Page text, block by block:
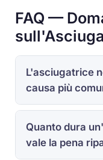
FAQ —
L'asciugatrice
causa più
Quanto dura
vale la pena